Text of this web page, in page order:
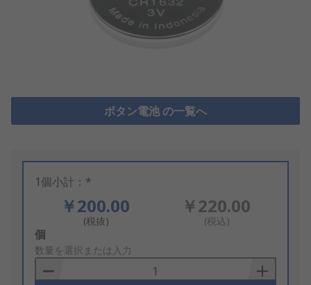
ボタン電池 の一覧へ
1個小計：*
￥200.00
(税抜)
￥220.00
(税込)
Add
to
Basket
個
数量を選択または入力